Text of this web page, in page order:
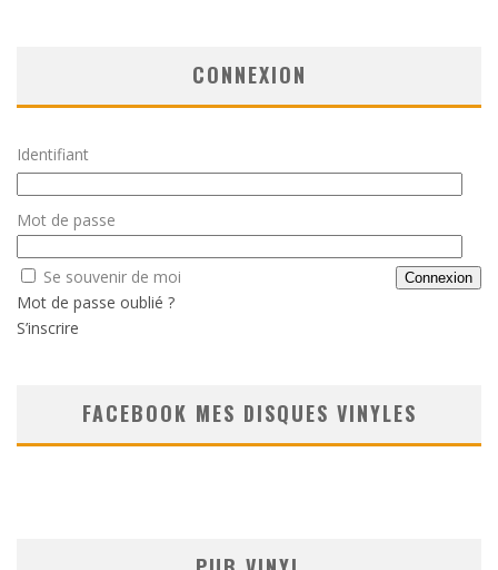
CONNEXION
Identifiant
Mot de passe
Se souvenir de moi
Mot de passe oublié ?
S’inscrire
FACEBOOK MES DISQUES VINYLES